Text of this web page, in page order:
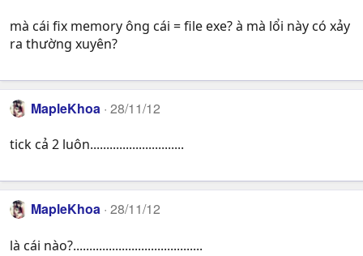
mà cái fix memory ông cái = file exe? à mà lổi này có xảy
ra thường xuyên?
MapleKhoa 28/11/12
tick cả 2 luôn.............................
MapleKhoa 28/11/12
là cái nào?........................................